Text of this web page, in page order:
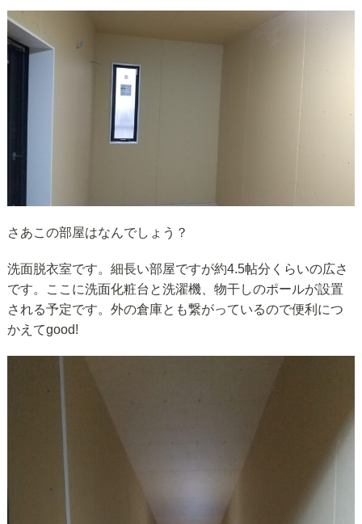
さあこの部屋はなんでしょう？
洗面脱衣室です。細長い部屋ですが約4.5帖分くらいの広さ
です。ここに洗面化粧台と洗濯機、物干しのポールが設置
される予定です。外の倉庫とも繋がっているので便利につ
かえてgood!